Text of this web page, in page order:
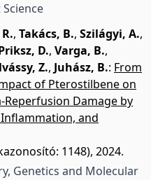
, Takács, B., Szilágyi, A.,
D., Varga, B.,
Z., Juhász, B.: From
of Pterostilbene on
Damage by
and
1148), 2024.
Genetics and Molecular